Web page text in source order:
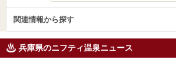
関連情報から探す
兵庫県のニフティ温泉ニュース